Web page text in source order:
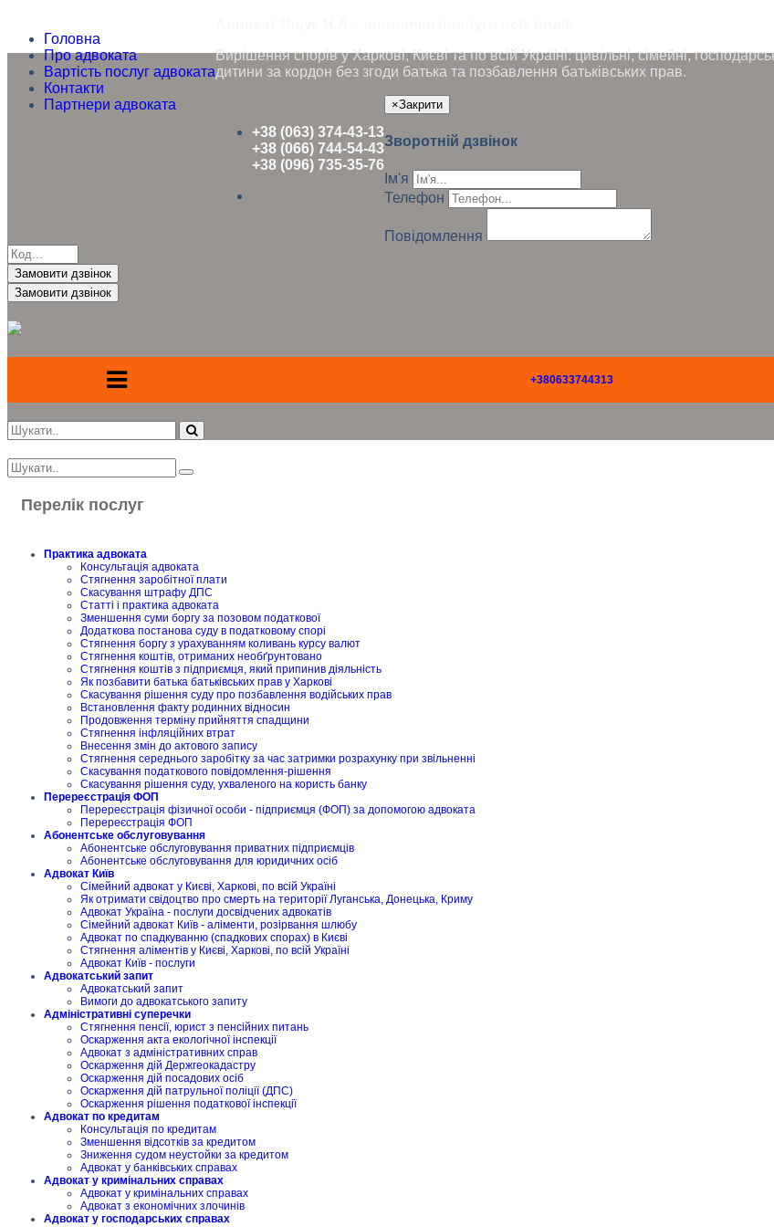
Головна
Про адвоката
Вартість послуг адвоката
Контакти
Партнери адвоката
Вирішення спорів у Харкові, Києві та по всій Україні: цивільні, сімейні,
дитини за кордон без згоди батька та позбавлення батьківських прав.
+38 (063) 374-43-13
+38 (066) 744-54-43
+38 (096) 735-35-76
×Закрити
Зворотній дзвінок
Ім'я
Телефон
Повідомлення
Замовити дзвінок
+380633744313
Перелік послуг
Практика адвоката
Консультація адвоката
Стягнення заробітної плати
Скасування штрафу ДПС
Статті і практика адвоката
Зменшення суми боргу за позовом податкової
Додаткова постанова суду в податковому спорі
Стягнення боргу з урахуванням коливань курсу валют
Стягнення коштів, отриманих необґрунтовано
Стягнення коштів з підприємця, який припинив діяльність
Як позбавити батька батьківських прав у Харкові
Скасування рішення суду про позбавлення водійських прав
Встановлення факту родинних відносин
Продовження терміну прийняття спадщини
Стягнення інфляційних втрат
Внесення змін до актового запису
Стягнення середнього заробітку за час затримки розрахунку при звільненні
Скасування податкового повідомлення-рішення
Скасування рішення суду, ухваленого на користь банку
Перереєстрація ФОП
Перереєстрація фізичної особи - підприємця (ФОП) за допомогою адвоката
Перереєстрація ФОП
Абонентське обслуговування
Абонентське обслуговування приватних підприємців
Абонентське обслуговування для юридичних осіб
Адвокат Київ
Сімейний адвокат у Києві, Харкові, по всій Україні
Як отримати свідоцтво про смерть на території Луганська, Донецька, Криму
Адвокат Україна - послуги досвідчених адвокатів
Сімейний адвокат Київ - аліменти, розірвання шлюбу
Адвокат по спадкуванню (спадкових спорах) в Києві
Стягнення аліментів у Києві, Харкові, по всій Україні
Адвокат Київ - послуги
Адвокатський запит
Адвокатський запит
Вимоги до адвокатського запиту
Адміністративні суперечки
Стягнення пенсії, юрист з пенсійних питань
Оскарження акта екологічної інспекції
Адвокат з адміністративних справ
Оскарження дій Держгеокадастру
Оскарження дій посадових осіб
Оскарження дій патрульної поліції (ДПС)
Оскарження рішення податкової інспекції
Адвокат по кредитам
Консультація по кредитам
Зменшення відсотків за кредитом
Зниження судом неустойки за кредитом
Адвокат у банківських справах
Адвокат у кримінальних справах
Адвокат у кримінальних справах
Адвокат з економічних злочинів
Адвокат у господарських справах